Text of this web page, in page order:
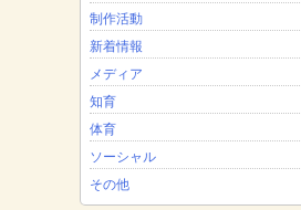
制作活動
新着情報
メディア
知育
体育
ソーシャル
その他